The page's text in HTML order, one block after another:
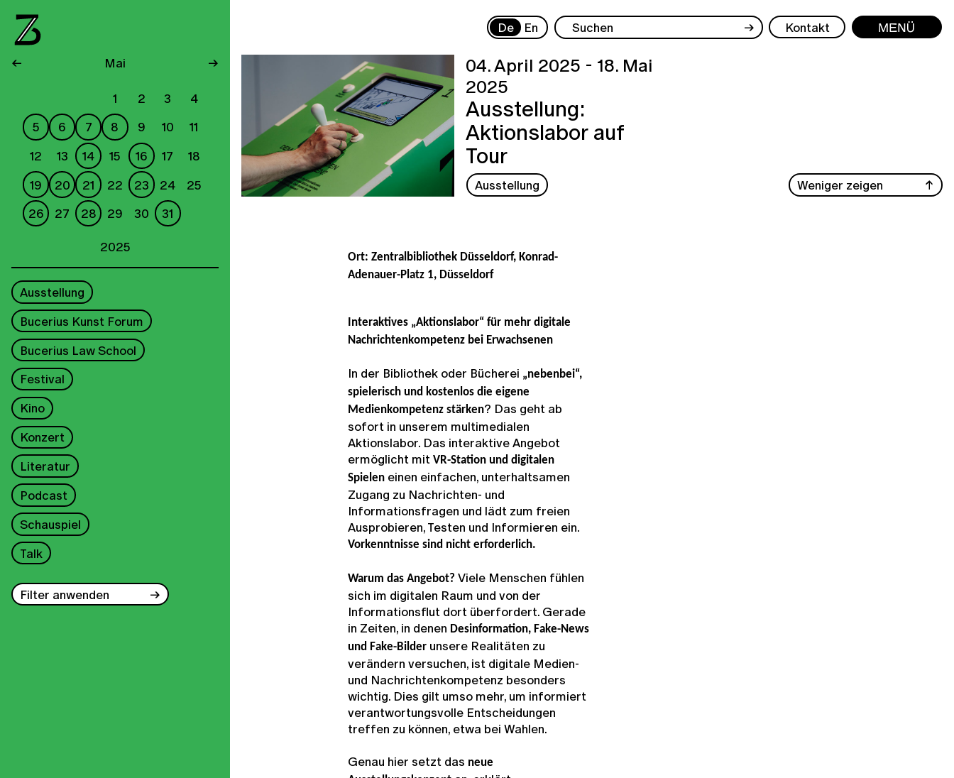
De En → Kontakt Menü
← Mai →
1 2 3
4
5
6 7 8 9 10
11
12
13 14 15 16 17
18
19
20 21 22 23 24
25
26
27 28 29 30
31
2025
Ausstellung
Bucerius Kunst Forum
Bucerius Law School
Festival
Kino
Konzert
Literatur
Podcast
Schauspiel
Talk
Filter anwenden
04. April 2025 - 18. Mai
2025
Ausstellung:
Aktionslabor auf
Tour
Ausstellung Weniger zeigen
Ort: Zentralbibliothek Düsseldorf, Konrad-
Adenauer-Platz 1, Düsseldorf
Interaktives „Aktionslabor“ für mehr digitale
Nachrichtenkompetenz bei Erwachsenen
In der Bibliothek oder Bücherei „nebenbei“,
spielerisch und kostenlos die eigene
Medienkompetenz stärken? Das geht ab
sofort in unserem multimedialen
Aktionslabor. Das interaktive Angebot
ermöglicht mit VR-Station und digitalen
Spielen einen einfachen, unterhaltsamen
Zugang zu Nachrichten- und
Informationsfragen und lädt zum freien
Ausprobieren, Testen und Informieren ein.
Vorkenntnisse sind nicht erforderlich.
Warum das Angebot? Viele Menschen fühlen
sich im digitalen Raum und von der
Informationsflut dort überfordert. Gerade
in Zeiten, in denen Desinformation, Fake-News
und Fake-Bilder unsere Realitäten zu
verändern versuchen, ist digitale Medien-
und Nachrichtenkompetenz besonders
wichtig. Dies gilt umso mehr, um informiert
verantwortungsvolle Entscheidungen
treffen zu können, etwa bei Wahlen.
Genau hier setzt das neue